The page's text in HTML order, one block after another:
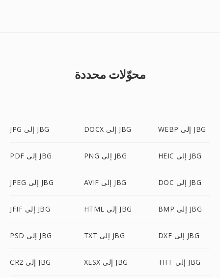
محوّلات محددة
JPG إلى JBG DOCX إلى JBG WEBP إلى JBG
PDF إلى JBG PNG إلى JBG HEIC إلى JBG
JPEG إلى JBG AVIF إلى JBG DOC إلى JBG
JFIF إلى JBG HTML إلى JBG BMP إلى JBG
PSD إلى JBG TXT إلى JBG DXF إلى JBG
CR2 إلى JBG XLSX إلى JBG TIFF إلى JBG